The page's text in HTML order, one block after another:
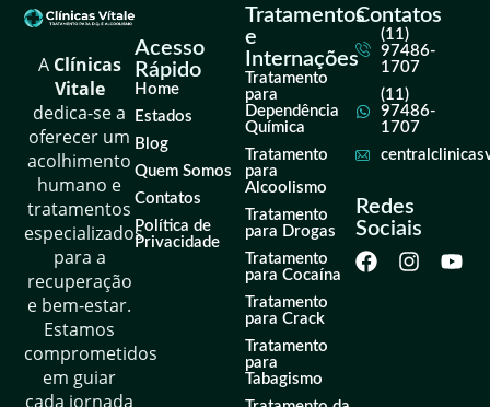
A Clínicas
Vitale
dedica-se a
oferecer um
acolhimento
humano e
tratamentos
especializados
para a
recuperação
e bem-estar.
Estamos
comprometidos
em guiar
cada jornada
Acesso
Rápido
Home
Estados
Blog
Quem Somos
Contatos
Política de
Privacidade
Tratamentos
e
Internações
Tratamento
para
Dependência
Química
Tratamento
para
Alcoolismo
Tratamento
para Drogas
Tratamento
para Cocaína
Tratamento
para Crack
Tratamento
para
Tabagismo
Contatos
(11)
97486-
1707
(11)
97486-
1707
Redes
Sociais